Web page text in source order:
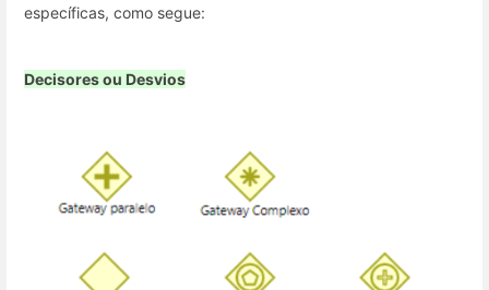
específicas, como segue:
Decisores ou Desvios